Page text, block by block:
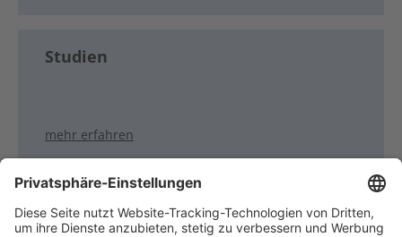
Studien
mehr erfahren